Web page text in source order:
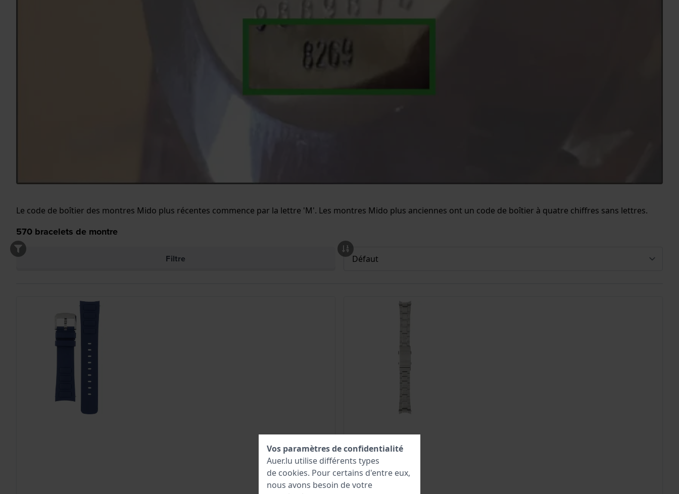
Le code de boîtier des montres Mido plus récentes commence par la lettre 'M'. Les montres Mido plus anciennes ont un code de boîtier à quatre chiffres sans lettres.
570 bracelets de montre
Filtre
Vos paramètres de confidentialité
Auer.lu utilise différents types
de cookies. Pour certains d'entre eux,
nous avons besoin de votre